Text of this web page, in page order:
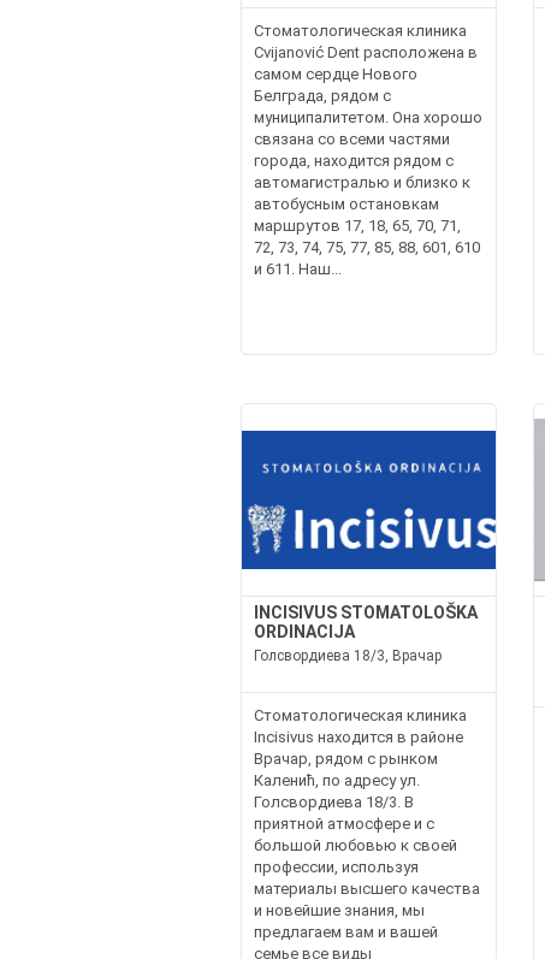
Стоматологическая клиника
Cvijanović Dent расположена в
самом сердце Нового
Белграда, рядом с
муниципалитетом. Она хорошо
связана со всеми частями
города, находится рядом с
автомагистралью и близко к
автобусным остановкам
маршрутов 17, 18, 65, 70, 71,
72, 73, 74, 75, 77, 85, 88, 601, 610
и 611. Наш...
INCISIVUS STOMATOLOŠKA
ORDINACIJA
Голсвордиева 18/3, Врачар
Стоматологическая клиника
Incisivus находится в районе
Врачар, рядом с рынком
Каленић, по адресу ул.
Голсвордиева 18/3. В
приятной атмосфере и с
большой любовью к своей
профессии, используя
материалы высшего качества
и новейшие знания, мы
предлагаем вам и вашей
семье все виды